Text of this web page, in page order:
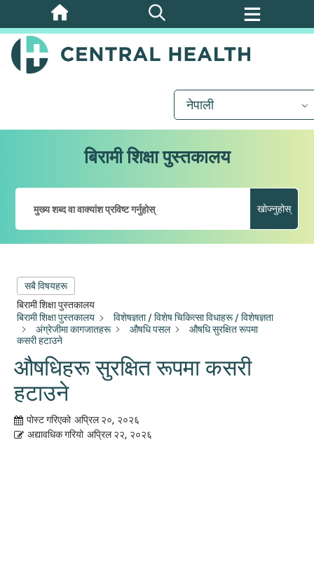
मुख्य
सामग्रीमा
जानुहोस्
नेपाली
बिरामी शिक्षा पुस्तकालय
खोज्नुहोस्
सबै विषयहरू
बिरामी शिक्षा पुस्तकालय
बिरामी शिक्षा पुस्तकालय
विशेषज्ञता / विशेष चिकित्सा विधाहरू / विशेषज्ञता
अंग्रेजीमा कागजातहरू
औषधि पसल
औषधि सुरक्षित रूपमा
कसरी हटाउने
औषधिहरू सुरक्षित रूपमा कसरी
हटाउने
पोस्ट गरिएको अप्रिल २०, २०२६
अद्यावधिक गरियो अप्रिल २२, २०२६